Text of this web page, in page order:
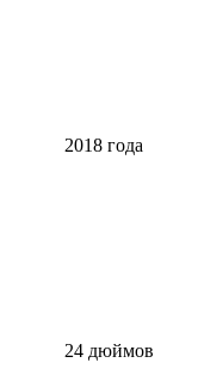
2018 года
24 дюймов